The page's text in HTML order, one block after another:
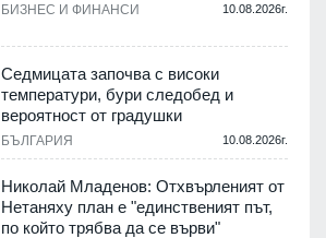
БИЗНЕС И ФИНАНСИ 10.08.2026г.
Седмицата започва с високи
температури, бури следобед и
вероятност от градушки
БЪЛГАРИЯ 10.08.2026г.
Николай Младенов: Отхвърленият от
Нетаняху план е "единственият път,
по който трябва да се върви"